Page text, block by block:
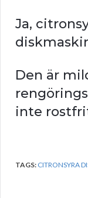
Ja,
Den är
inte
TAGS: CITRONSYRA